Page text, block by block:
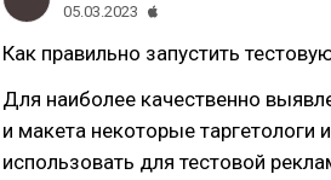
05.03.2023
Как правильно запустить
Для наиболее качественно
и макета некоторые таргетологи
использовать для тестовой